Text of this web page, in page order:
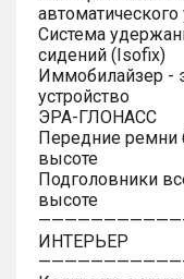
Система
сидений (Isofix)
Иммобилайзер -
устройство
ЭРА-ГЛОНАСС
Передние ремни
высоте
Подголовники
высоте
ИНТЕРЬЕР